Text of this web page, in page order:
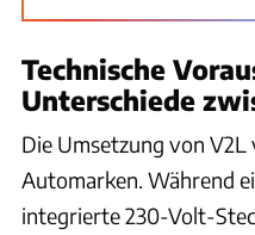
Technische
Unterschiede
Die Umsetzung von
Automarken. Während
integrierte 230-Volt-